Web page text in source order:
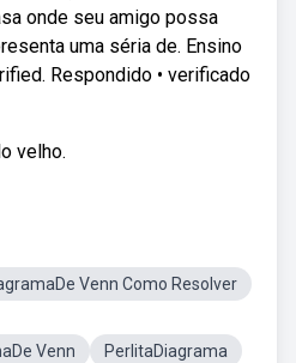
onde seu amigo possa
uma séria de. Ensino
Respondido • verificado
velho.
Venn Como Resolver
Venn
PerlitaDiagrama